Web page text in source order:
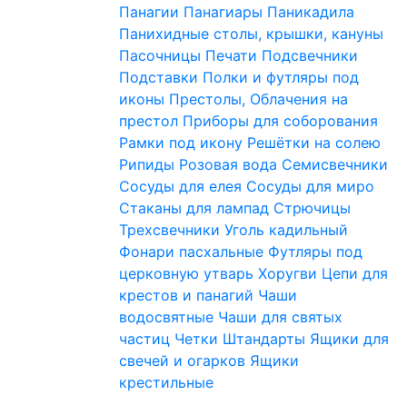
Панагии Панагиары Паникадила
Панихидные столы, крышки, кануны
Пасочницы Печати Подсвечники
Подставки Полки и футляры под
иконы Престолы, Облачения на
престол Приборы для соборования
Рамки под икону Решётки на солею
Рипиды Розовая вода Семисвечники
Сосуды для елея Сосуды для миро
Стаканы для лампад Стрючицы
Трехсвечники Уголь кадильный
Фонари пасхальные Футляры под
церковную утварь Хоругви Цепи для
крестов и панагий Чаши
водосвятные Чаши для святых
частиц Четки Штандарты Ящики для
свечей и огарков Ящики
крестильные